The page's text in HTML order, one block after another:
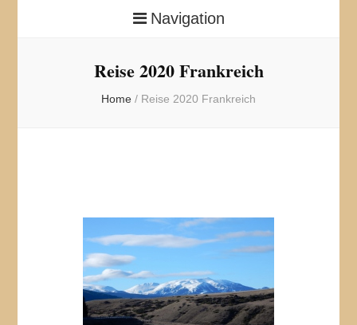
Navigation
Reise 2020 Frankreich
Home / Reise 2020 Frankreich